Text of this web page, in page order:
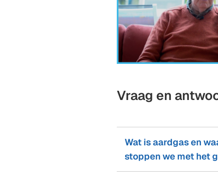
website)
een
Vraag en
Wat is aardgas en
stoppen we met het